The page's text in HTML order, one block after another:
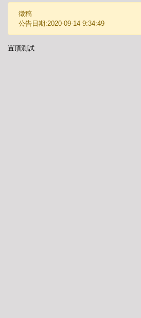
徵稿
公告日期:2020-09-14 9:34:49
置頂測試